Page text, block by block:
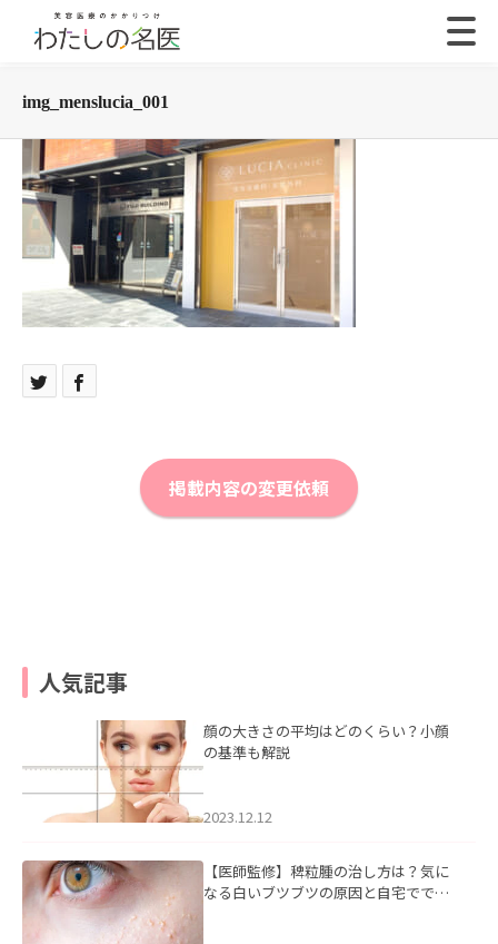
img_menslucia_001
掲載内容の変更依頼
人気記事
顔の大きさの平均はどのくらい？小顔
の基準も解説
2023.12.12
【医師監修】稗粒腫の治し方は？気に
なる白いブツブツの原因と自宅ででき